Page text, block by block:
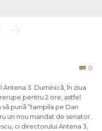

 0
3. Duminicã, în ziua
pentru 2 ore, astfel
punã ºtampila pe Dan
un nou mandat de senator.
ci directorului Antena 3,